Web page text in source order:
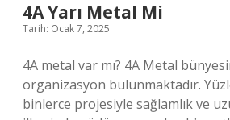
4A Yarı Metal Mi
Tarih: Ocak 7, 2025
4A metal var mı? 4A Metal
organizasyon bulunmaktadır.
binlerce projesiyle sağlamlık ve